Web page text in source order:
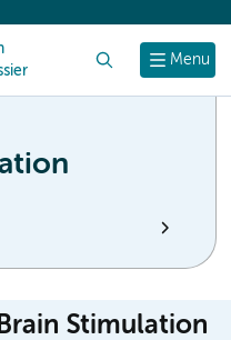
Menu
Stimulation